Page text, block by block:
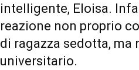
intelligente, Eloisa.
reazione non proprio
di ragazza sedotta,
universitario.